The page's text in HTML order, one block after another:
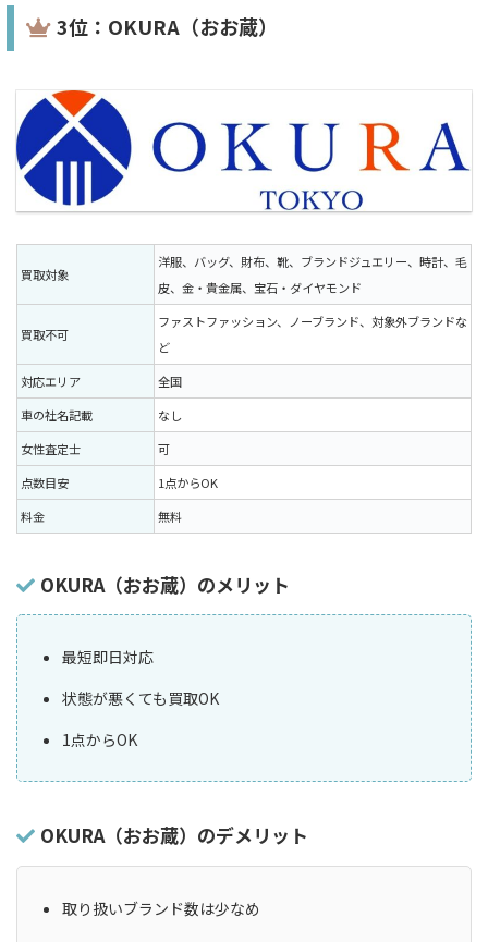
3位：OKURA（おお蔵）
買取対象
洋服、バッグ、財布、靴、ブランドジュエリー、時計、毛
皮、金・貴金属、宝石・ダイヤモンド
買取不可
ファストファッション、ノーブランド、対象外ブランドな
ど
対応エリア
全国
車の社名記載
なし
女性査定士
可
点数目安
1点からOK
料金
無料
OKURA（おお蔵）のメリット
最短即日対応
状態が悪くても買取OK
1点からOK
OKURA（おお蔵）のデメリット
取り扱いブランド数は少なめ